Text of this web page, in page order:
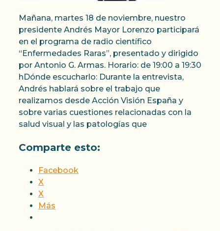
Mañana, martes 18 de noviembre, nuestro
presidente Andrés Mayor Lorenzo participará
en el programa de radio científico
“Enfermedades Raras”, presentado y dirigido
por Antonio G. Armas. Horario: de 19:00 a 19:30
hDónde escucharlo: Durante la entrevista,
Andrés hablará sobre el trabajo que
realizamos desde Acción Visión España y
sobre varias cuestiones relacionadas con la
salud visual y las patologías que
Comparte esto:
Facebook
X
X
Más